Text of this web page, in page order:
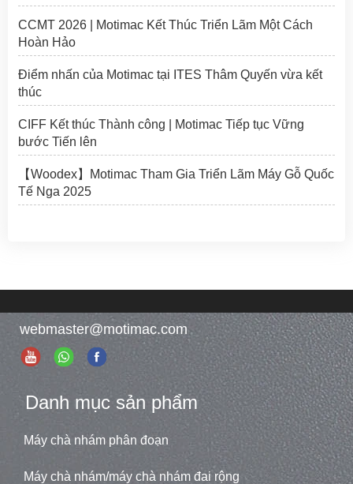
CCMT 2026 | Motimac Kết Thúc Triển Lãm Một Cách
Hoàn Hảo
Điểm nhấn của Motimac tại ITES Thâm Quyến vừa kết
thúc
CIFF Kết thúc Thành công | Motimac Tiếp tục Vững
bước Tiến lên
【Woodex】Motimac Tham Gia Triển Lãm Máy Gỗ Quốc
Tế Nga 2025
webmaster@motimac.com
Danh mục sản phẩm
Máy chà nhám phân đoạn
Máy chà nhám/máy chà nhám đai rộng